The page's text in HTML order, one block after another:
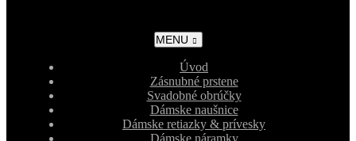
MENU
Úvod
Zásnubné prstene
Svadobné obrúčky
Dámske naušnice
Dámske retiazky & prívesky
Dámske náramky